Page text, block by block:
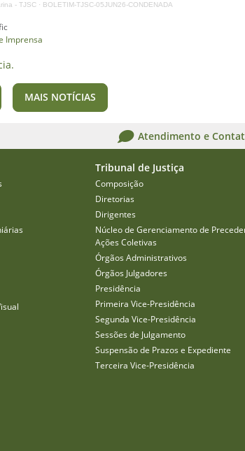
- TJSC · BOLETIM-TJSC-05JUN26-CONDENADA
Imprensa
MAIS NOTÍCIAS
Atendimento e
Tribunal de Justiça
Composição
Diretorias
Dirigentes
Núcleo de Gerenciamento de
Ações Coletivas
Órgãos Administrativos
Órgãos Julgadores
Presidência
Primeira Vice-Presidência
Segunda Vice-Presidência
Sessões de Julgamento
Suspensão de Prazos e Expediente
Terceira Vice-Presidência